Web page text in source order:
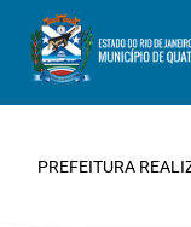
PREFEITURA